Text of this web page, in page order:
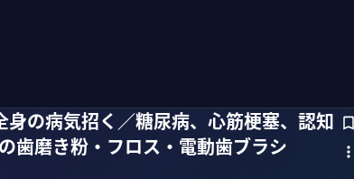
の病気招く／糖尿病、心筋梗塞、認知
歯磨き粉・フロス・電動歯ブラシ